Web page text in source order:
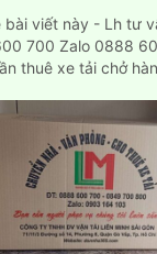
bài viết này - Lh tư
700 Zalo 0888
thuê xe tải chở